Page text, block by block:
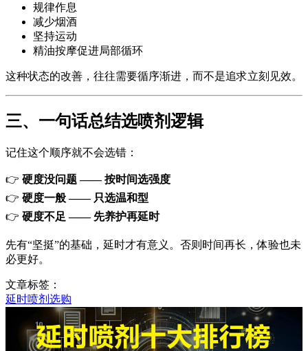
规律作息
减少烟酒
坚持运动
精油按摩促进局部循环
这种状态的改善，往往需要循序渐进，而不是追求立刻见效。
三、一句话总结选喷剂逻辑
记住这个顺序就不会选错：
👉 硬度没问题 —— 按时间选强度
👉 硬度一般 —— 只选温和型
👉 硬度不足 —— 先养护再延时
先有“坚挺”的基础，延时才有意义。否则时间再长，体验也未
必更好。
文章标签：
延时喷剂选购